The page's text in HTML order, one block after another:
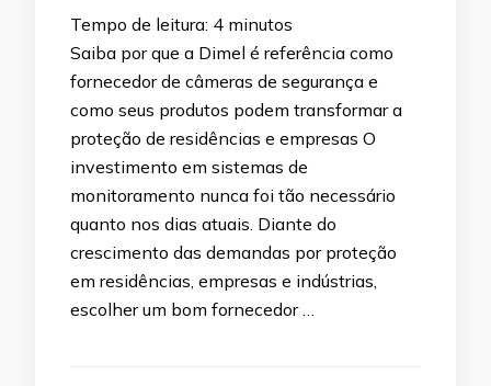
Tempo de leitura: 4 minutos
Saiba por que a Dimel é referência como
fornecedor de câmeras de segurança e
como seus produtos podem transformar a
proteção de residências e empresas O
investimento em sistemas de
monitoramento nunca foi tão necessário
quanto nos dias atuais. Diante do
crescimento das demandas por proteção
em residências, empresas e indústrias,
escolher um bom fornecedor …